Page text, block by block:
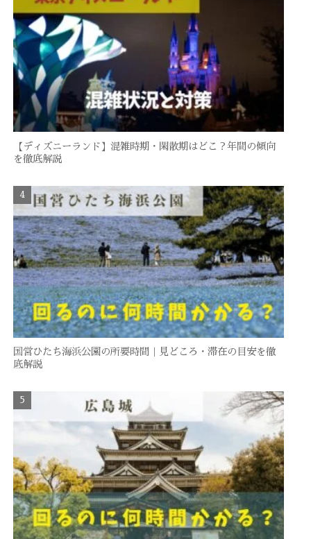
【ディズニーランド】混雑時期・閑散期はどこ？年間の傾向
を徹底解説
国営ひたち海浜公園の所要時間｜見どころ・滞在の目安を徹
底解説